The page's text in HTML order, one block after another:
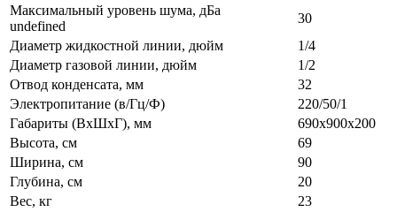
Максимальный уровень шума, дБа
undefined
30
Диаметр жидкостной линии, дюйм
1/4
Диаметр газовой линии, дюйм
1/2
Отвод конденсата, мм
32
Электропитание (в/Гц/Ф)
220/50/1
Габариты (ВxШxГ), мм
690х900х200
Высота, см
69
Ширина, см
90
Глубина, см
20
Вес, кг
23